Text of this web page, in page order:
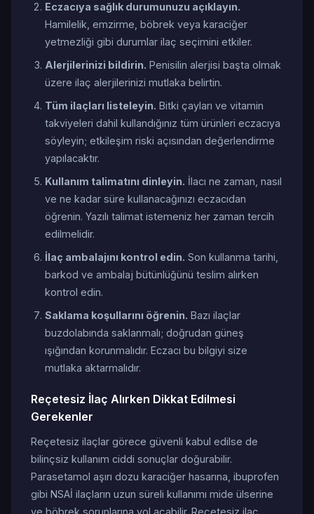
Eczacıya sağlık durumunuzu açıklayın.
Hamilelik, emzirme, böbrek veya karaciğer
yetmezliği gibi durumlar ilaç seçimini etkiler.
Alerjilerinizi bildirin. Penisilin alerjisi başta olmak
üzere ilaç alerjilerinizi mutlaka belirtin.
Tüm ilaçları listeleyin. Bitki çayları ve vitamin
takviyeleri dahil kullandığınız tüm ürünleri eczacıya
söyleyin; etkileşim riski açısından değerlendirme
yapılacaktır.
Kullanım talimatını dinleyin. İlacı ne zaman, nasıl
ve ne kadar süre kullanacağınızı eczacıdan
öğrenin. Yazılı talimat istemeniz her zaman tercih
edilmelidir.
İlaç ambalajını kontrol edin. Son kullanma tarihi,
barkod ve ambalaj bütünlüğünü teslim alırken
kontrol edin.
Saklama koşullarını öğrenin. Bazı ilaçlar
buzdolabında saklanmalı; doğrudan güneş
ışığından korunmalıdır. Eczacı bu bilgiyi size
mutlaka aktarmalıdır.
Reçetesiz İlaç Alırken Dikkat Edilmesi
Gerekenler
Reçetesiz ilaçlar görece güvenli kabul edilse de
bilinçsiz kullanım ciddi sonuçlar doğurabilir.
Parasetamol aşırı dozu karaciğer hasarına, ibuprofen
gibi NSAİ ilaçların uzun süreli kullanımı mide ülserine
ve böbrek sorunlarına yol açabilir. Reçetesiz ilaç